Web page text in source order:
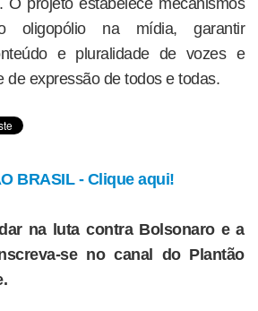
O projeto estabelece mecanismos
oligopólio na mídia, garantir
e pluralidade de vozes e
de expressão de todos e todas.
BRASIL - Clique aqui!
na luta contra Bolsonaro e a
se no canal do Plantão